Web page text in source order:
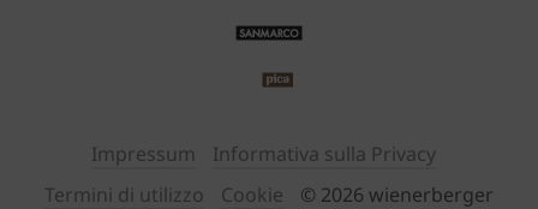
Impressum
Informativa sulla Privacy
Termini di utilizzo
Cookie © 2026 wienerberger